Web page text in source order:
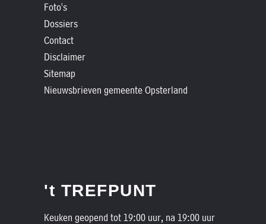
Foto's
Dossiers
Contact
Disclaimer
Sitemap
Nieuwsbrieven gemeente Opsterland
't TREFPUNT
Keuken geopend tot 19:00 uur, na 19:00 uur
Contact
Nieuwsbrieven
gemeente
Opsterland